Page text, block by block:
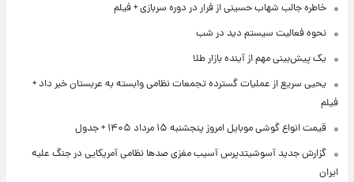
خاطره جالب شهاب حسینی از فرار در دوره سربازی + فیلم
نحوه فعالیت سیستم دید در شب
یک پیش‌بینی مهم از آینده بازار طلا
یحیی سریع از عملیات گسترده تجمعات نظامی وابسته به عربستان خبر داد +
فیلم
قیمت انواع گوشی موبایل امروز پنجشنبه ۱۵ مرداد ۱۴۰۵ + جدول
گزارش جدید آسوشیتدپرس آسیب مغزی صدها نظامی آمریکایی در جنگ علیه
ایران